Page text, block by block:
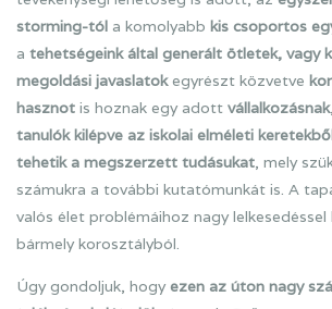
storming-tól a komolyabb kis csoportos
a tehetségeink által generált ötletek, vagy
megoldási javaslatokegyrészt közvetve
hasznot is hoznak egy adott vállalkozásnak
tanulók kilépve az iskolai elméleti
tehetik a megszerzett tudásukat, mely
számukra a további kutatómunkát is. A
valós élet problémáihoz nagy
bármely korosztályból.
Úgy gondoljuk, hogyezen az úton nagy